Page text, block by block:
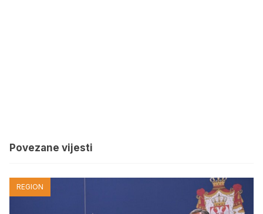
Povezane vijesti
REGION